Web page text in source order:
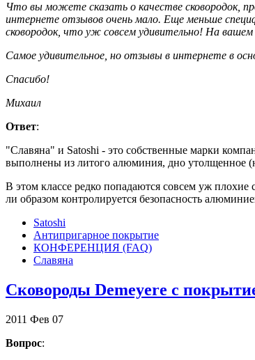
Что вы можете сказать о качестве сковородок,
интернете отзывов очень мало. Еще меньше
сковородок, что уж совсем удивительно! На
Самое удивительное, но отзывы в интернете в
Спасибо!
Михаил
Ответ:
"Славяна" и Satoshi - это собственные марки
выполнены из литого алюминия, дно утолщенное
В этом классе редко попадаются совсем уж
ли образом контролируется безопасность
Satoshi
Антипригарное покрытие
КОНФЕРЕНЦИЯ (FAQ)
Славяна
Сковороды Demeyere c
2011 Фев 07
Вопрос: